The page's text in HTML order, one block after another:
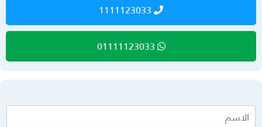
1111123033
01111123033